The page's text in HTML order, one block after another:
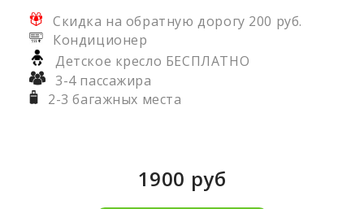
Скидка на обратную дорогу 200 руб.
Кондиционер
Детское кресло БЕСПЛАТНО
3-4 пассажира
2-3 багажных места
1900 руб